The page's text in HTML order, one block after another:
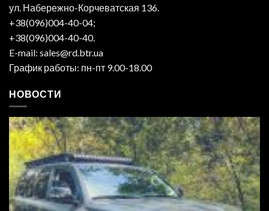
ул. Набережно-Корчеватская 136.
+38(096)004-40-04;
+38(096)004-40-40.
E-mail: sales@rd.btr.ua
График работы: пн-пт 9.00-18.00
НОВОСТИ